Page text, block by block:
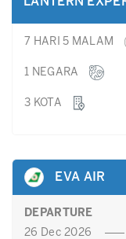
7 HARI 5 MALAM
1 NEGARA
3 KOTA
EVA AIR
DEPARTURE
26 Dec 2026